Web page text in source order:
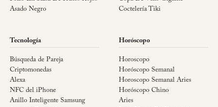
Asado Negro
Coctelería Tiki
Tecnología
Búsqueda de Pareja
Criptomonedas
Alexa
NFC del iPhone
Anillo Inteligente Samsung
Horóscopo
Horoscopo
Horóscopo Semanal
Horoscopo Semanal Aries
Horóscopo Chino
Aries